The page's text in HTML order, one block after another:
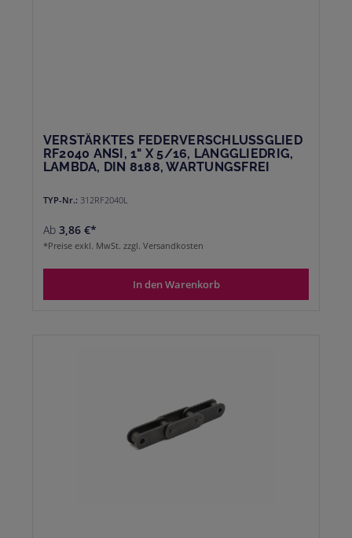
VERSTÄRKTES FEDERVERSCHLUSSGLIED
RF2040 ANSI, 1" X 5/16, LANGGLIEDRIG,
LAMBDA, DIN 8188, WARTUNGSFREI
TYP-Nr.: 312RF2040L
Ab 3,86 €*
*Preise exkl. MwSt. zzgl. Versandkosten
In den Warenkorb